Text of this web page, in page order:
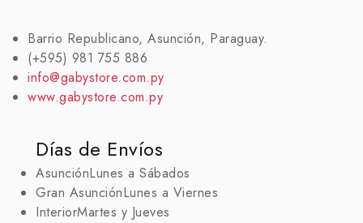
Barrio Republicano, Asunción, Paraguay.
(+595) 981 755 886
info@gabystore.com.py
www.gabystore.com.py
Días de Envíos
AsunciónLunes a Sábados
Gran AsunciónLunes a Viernes
InteriorMartes y Jueves